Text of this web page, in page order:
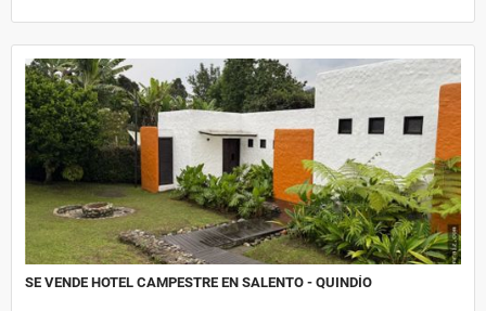
SE VENDE HOTEL CAMPESTRE EN SALENTO - QUINDÍO